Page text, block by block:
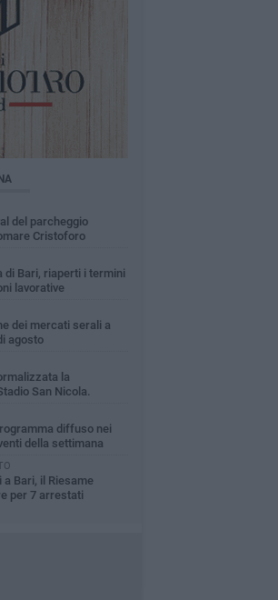
del parcheggio
Cristoforo
di Bari, riaperti i termini
lavorative
dei mercati serali a
agosto
la
San Nicola.
diffuso nei
della settimana
Bari, il Riesame
per 7 arrestati